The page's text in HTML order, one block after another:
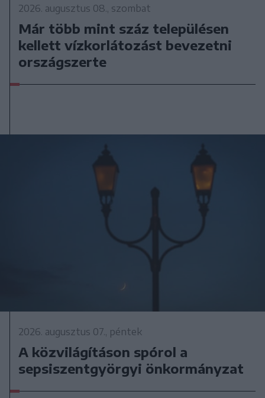
2026. augusztus 08., szombat
Már több mint száz településen
kellett vízkorlátozást bevezetni
országszerte
2026. augusztus 07., péntek
A közvilágításon spórol a
sepsiszentgyörgyi önkormányzat